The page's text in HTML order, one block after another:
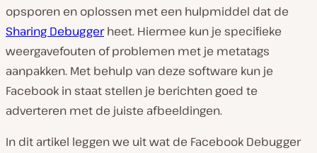
opsporen en oplossen met een hulpmiddel dat de
Sharing Debuggerheet. Hiermee kun je specifieke
weergavefouten of problemen met je metatags
aanpakken. Met behulp van deze software kun je
Facebook in staat stellen je berichten goed te
adverteren met de juiste afbeeldingen.
In dit artikel leggen we uit wat de Facebook Debugger